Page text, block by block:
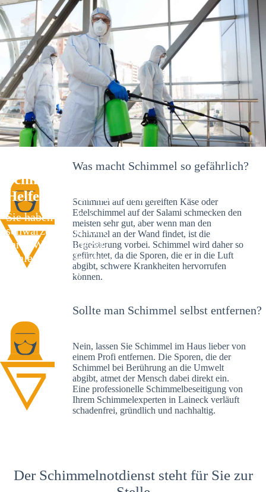
Schimmelexperte in Laineck – Ihr
Helfer an Ort und Stelle
Sie haben kürzlich
schwarze Flecken an
Ihrer Wand entdeckt?
Schlechte Nachrichten:
Sie haben einen
Was macht Schimmel so gefährlich?
Schimmel auf dem gereiften Käse oder
Edelschimmel auf der Salami schmecken den
meisten sehr gut, aber wenn man den
Schimmel an der Wand findet, ist die
Begeisterung vorbei. Schimmel wird daher so
gefürchtet, da die Sporen, die er in die Luft
abgibt, schwere Krankheiten hervorrufen
können.
Sollte man Schimmel selbst entfernen?
Nein, lassen Sie Schimmel im Haus lieber von
einem Profi entfernen. Die Sporen, die der
Schimmel bei Berührung an die Umwelt
abgibt, atmet der Mensch dabei direkt ein.
Eine professionelle Schimmelbeseitigung von
Ihrem Schimmelexperten in Laineck verläuft
schadenfrei, gründlich und nachhaltig.
Der Schimmelnotdienst steht für Sie zur